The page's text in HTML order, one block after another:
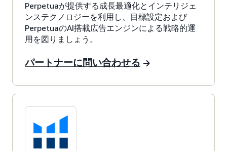
Perpetuaが提供する成長最適化とインテリジェ
ンステクノロジーを利用し、目標設定および
PerpetuaのAI搭載広告エンジンによる戦略的運
用を図りましょう。
パートナーに問い合わせる